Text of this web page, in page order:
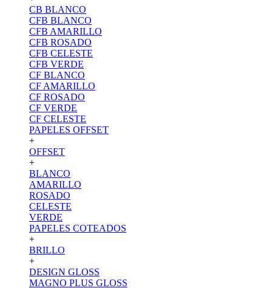
CB BLANCO
CFB BLANCO
CFB AMARILLO
CFB ROSADO
CFB CELESTE
CFB VERDE
CF BLANCO
CF AMARILLO
CF ROSADO
CF VERDE
CF CELESTE
PAPELES OFFSET
+
OFFSET
+
BLANCO
AMARILLO
ROSADO
CELESTE
VERDE
PAPELES COTEADOS
+
BRILLO
+
DESIGN GLOSS
MAGNO PLUS GLOSS